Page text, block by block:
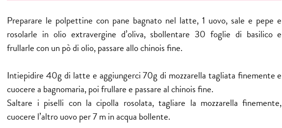
Preparare le polpettine con pane bagnato nel latte, 1 uovo, sale e pepe e
rosolarle in olio extravergine d’oliva, sbollentare 30 foglie di basilico e
frullarle con un pò di olio, passare allo chinois fine.
Intiepidire 40g di latte e aggiungerci 70g di mozzarella tagliata finemente e
cuocere a bagnomaria, poi frullare e passare al chinois fine.
Saltare i piselli con la cipolla rosolata, tagliare la mozzarella finemente,
cuocere l’altro uovo per 7 m in acqua bollente.